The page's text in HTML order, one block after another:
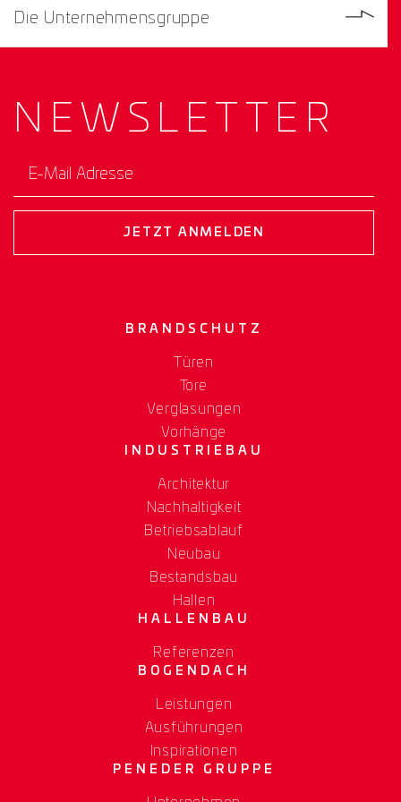
Die Unternehmensgruppe
NEWS­ LETTER
E-Mail Adresse
JETZT ANMELDEN
BRANDSCHUTZ
Türen
Tore
Verglasungen
Vorhänge
INDUSTRIEBAU
Architektur
Nachhaltigkeit
Betriebsablauf
Neubau
Bestandsbau
Hallen
HALLENBAU
Referenzen
BOGENDACH
Leistungen
Ausführungen
Inspirationen
PENEDER GRUPPE